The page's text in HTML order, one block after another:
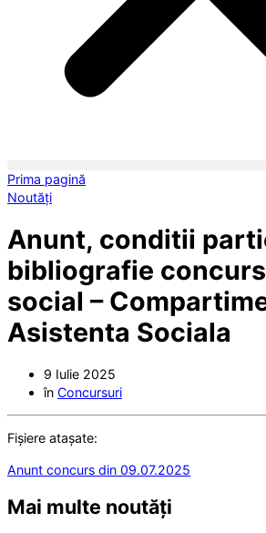
Prima pagină
Noutăți
Anunt, conditii
bibliografie
social –
Asistenta Sociala
9 Iulie 2025
în Concursuri
Fișiere atașate:
Anunt concurs din 09.07.2025
Mai multe noutăți